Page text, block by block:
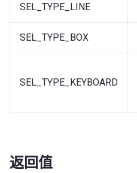
SEL_TYPE_LINE
SEL_TYPE_BOX
SEL_TYPE_KEYBOARD
返回值